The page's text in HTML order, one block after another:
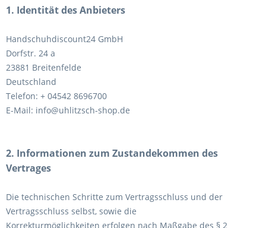
1. Identität des Anbieters
Handschuhdiscount24 GmbH
Dorfstr. 24 a
23881 Breitenfelde
Deutschland
Telefon: + 04542 8696700
E-Mail: info@uhlitzsch-shop.de
2. Informationen zum Zustandekommen des
Vertrages
Die technischen Schritte zum Vertragsschluss und der
Vertragsschluss selbst, sowie die
Korrekturmöglichkeiten erfolgen nach Maßgabe des § 2